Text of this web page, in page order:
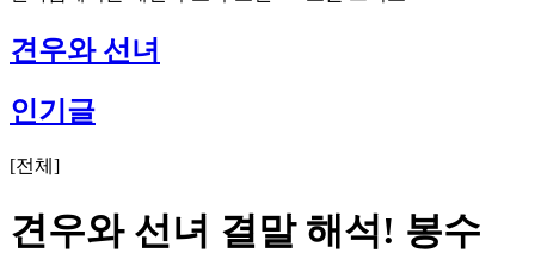
견우와 선녀
인기글
[전체 ]
견우와 선녀 결말 해석! 봉수